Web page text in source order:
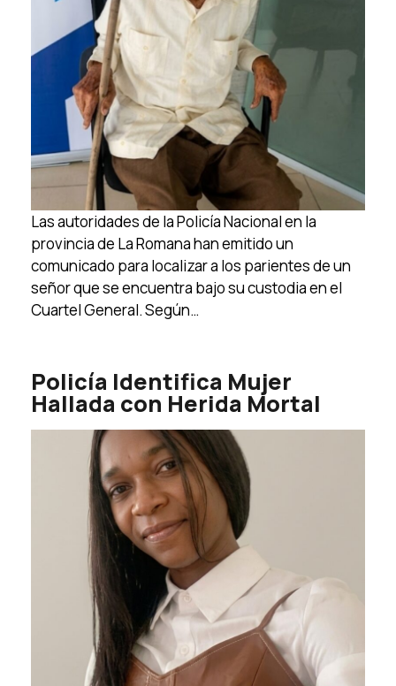
Las autoridades de la Policía Nacional en la
provincia de La Romana han emitido un
comunicado para localizar a los parientes de un
señor que se encuentra bajo su custodia en el
Cuartel General. Según…
Policía Identifica Mujer
Hallada con Herida Mortal